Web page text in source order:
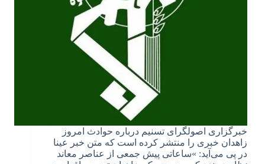
خبرگزاری اصولگرای تسنیم درباره حوادث امروز
زاهدان خبری را منتشر کرده است که متن خبر عینا
در پی می‌آید: »ساعاتی پیش جمعی‌ از عناصر معاند